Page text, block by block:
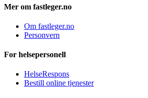
Mer om fastleger.no
Om fastleger.no
Personvern
For helsepersonell
HelseRespons
Bestill online tjenester